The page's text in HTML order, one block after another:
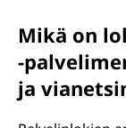
Mikä on
-
ja